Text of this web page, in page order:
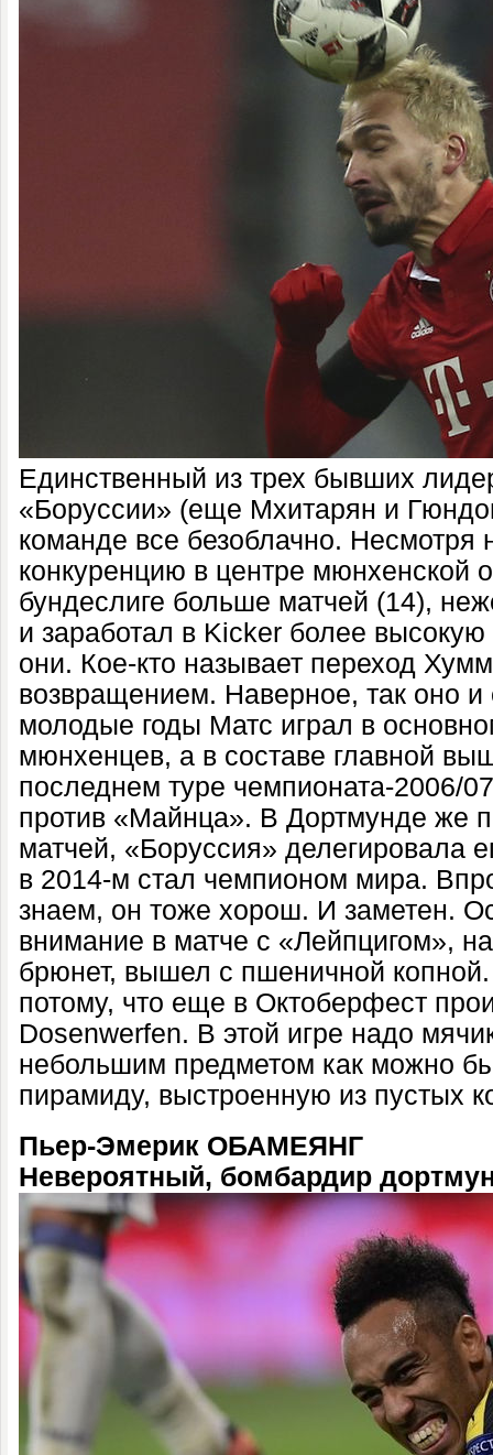
Единственный из трех бывших
«Боруссии» (еще Мхитарян и
команде все безоблачно. Несмотря
конкуренцию в центре мюнхенской
бундеслиге больше матчей (14),
и заработал в Kicker более
они. Кое-кто называет переход
возвращением. Наверное, так оно и
молодые годы Матс играл в
мюнхенцев, а в составе главной
последнем туре чемпионата-2006/
против «Майнца». В Дортмунде же
матчей, «Боруссия» делегировала
в 2014-м стал чемпионом мира.
знаем, он тоже хорош. И заметен.
внимание в матче с «Лейпцигом»,
брюнет, вышел с пшеничной
потому, что еще в Октоберфест
Dosenwerfen. В этой игре надо
небольшим предметом как можно
пирамиду, выстроенную из пустых
Пьер-Эмерик ОБАМЕЯНГ
Невероятный, бомбардир